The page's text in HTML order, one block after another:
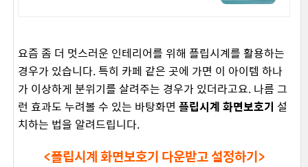
요즘 좀 더 멋스러운 인테리어를 위해 플립시계를 활용하는
경우가 있습니다. 특히 카페 같은 곳에 가면 이 아이템 하나
가 이상하게 분위기를 살려주는 경우가 있더라고요. 나름 그
런 효과도 누려볼 수 있는 바탕화면 플립시계 화면보호기 설
치하는 법을 알려드립니다.
<플립시계 화면보호기 다운받고 설정하기>